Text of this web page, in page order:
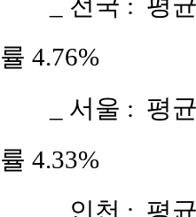
률 4.76%
_ 서울 : 평
률 4.33%
_ 인천 : 평